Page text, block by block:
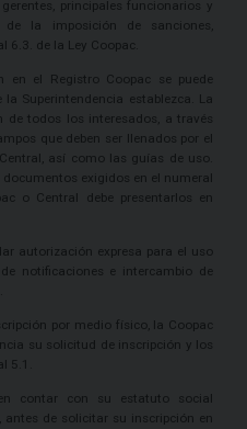
principales funcionarios y
de la imposición de sanciones,
de la Ley Coopac.
en el Registro Coopac se puede
Superintendencia establezca. La
de todos los interesados, a través
que deben ser llenados por el
así como las guías de uso.
exigidos en el numeral
o Central debe presentarlos en
autorización expresa para el uso
notificaciones e intercambio de
por medio físico, la Coopac
su solicitud de inscripción y los
5.1.
contar con su estatuto social
antes de solicitar su inscripción en